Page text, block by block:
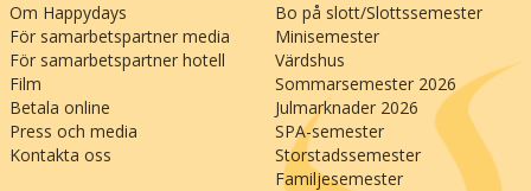
Om Happydays
För samarbetspartner media
För samarbetspartner hotell
Film
Betala online
Press och media
Kontakta oss
Bo på slott/Slottssemester
Minisemester
Värdshus
Sommarsemester 2026
Julmarknader 2026
SPA-semester
Storstadssemester
Familjesemester